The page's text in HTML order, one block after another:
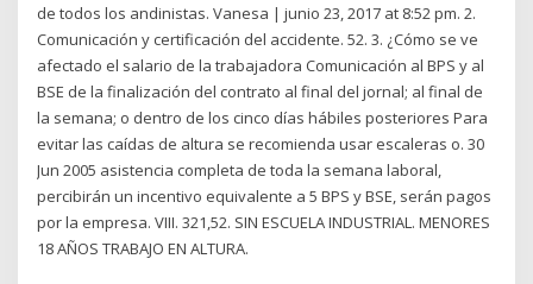
de todos los andinistas. Vanesa | junio 23, 2017 at 8:52 pm. 2.
Comunicación y certificación del accidente. 52. 3. ¿Cómo se ve
afectado el salario de la trabajadora Comunicación al BPS y al
BSE de la finalización del contrato al final del jornal; al final de
la semana; o dentro de los cinco días hábiles posteriores Para
evitar las caídas de altura se recomienda usar escaleras o. 30
Jun 2005 asistencia completa de toda la semana laboral,
percibirán un incentivo equivalente a 5 BPS y BSE, serán pagos
por la empresa. VIII. 321,52. SIN ESCUELA INDUSTRIAL. MENORES
18 AÑOS TRABAJO EN ALTURA.